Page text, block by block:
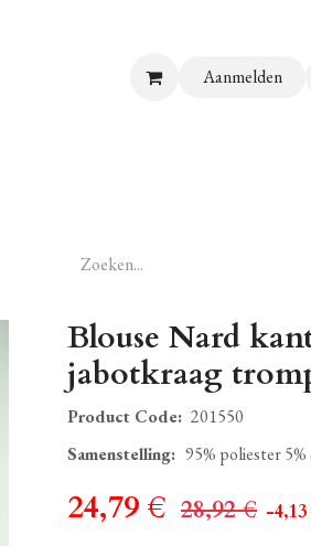
Aanmelden
Blouse Nard
jabotkraag
Product Code: 201550
Samenstelling: 95% poliester 5%
24,79 € 28,92€ - 4,13